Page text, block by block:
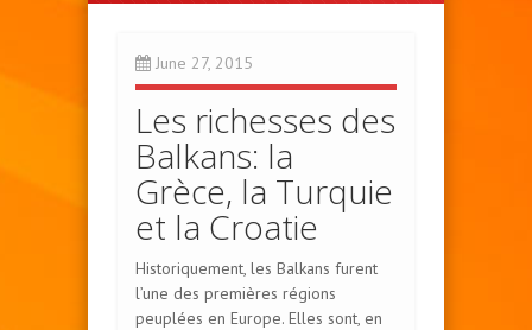
June 27, 2015
Les richesses des
Balkans: la
Grèce, la Turquie
et la Croatie
Historiquement, les Balkans furent
l’une des premières régions
peuplées en Europe. Elles sont, en